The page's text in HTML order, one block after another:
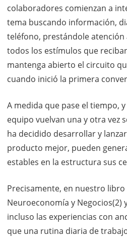
colaboradores comienzan a
tema buscando información,
teléfono, prestándole atención
todos los estímulos que
mantenga abierto el circuito
cuando inició la primera
A medida que pase el tiempo,
equipo vuelvan una y otra vez
ha decidido desarrollar y
producto mejor, pueden
estables en la estructura sus
Precisamente, en nuestro
Neuroeconomía y Negocios(2)
incluso las experiencias con
que una rutina diaria de